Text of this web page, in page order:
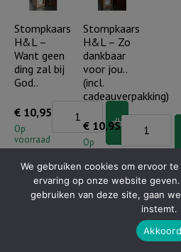
voorziet
(incl.
cadeauverpakking)
Gods
liefde..
aantal
Stompkaars
H&L –
Want geen
ding zal bij
God..
€ 10,95
Op
voorraad
Stompkaars
-
Want
geen
Stompkaars
H&L – Zo
dankbaar
voor jou..
(incl.
cadeauverpakking)
€ 10,95
Op
Stompkaars
H&L
-
Zo
dankbaar
voor
jou..
Stompkaars
We gebruiken cookies om ervoor
ervaring op onze website
gebruiken van deze site, gaan
instemt.
Akkoord